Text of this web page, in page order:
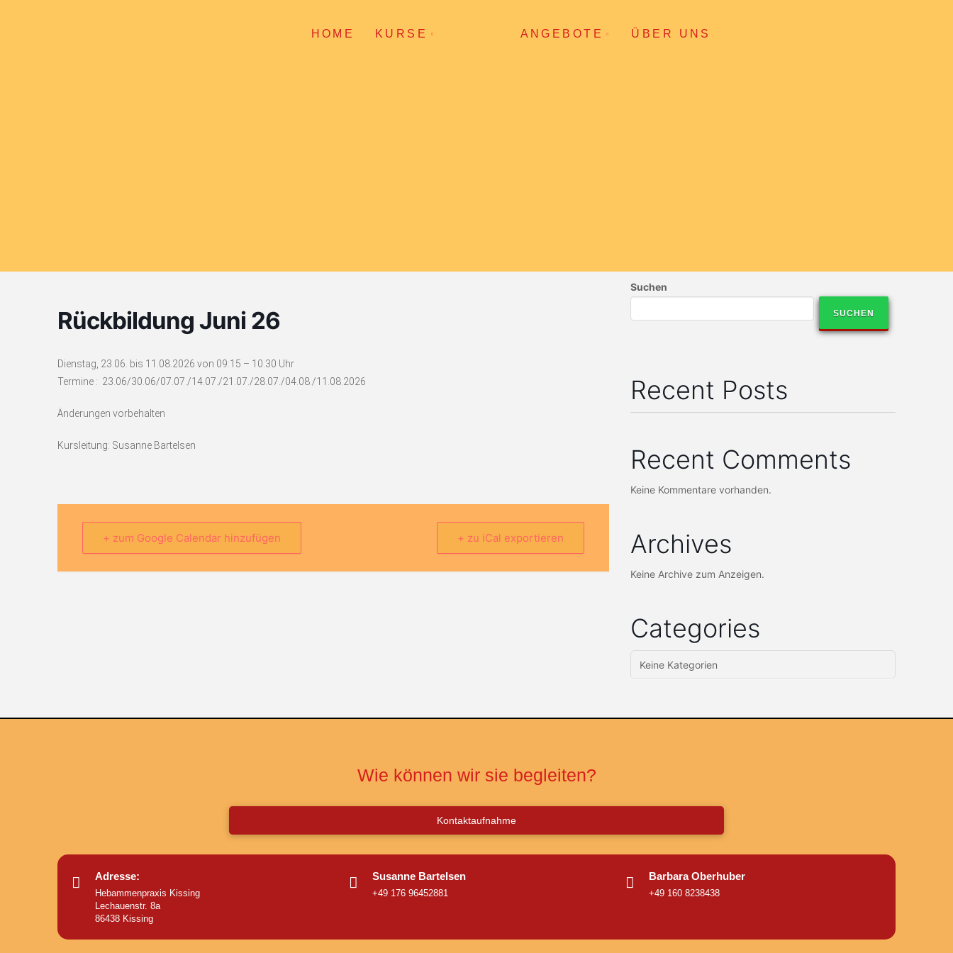
HOME KURSE ANGEBOTE ÜBER UNS
Rückbildung Juni 26
Dienstag, 23.06. bis 11.08.2026 von 09:15 – 10:30 Uhr
Termine : 23.06/30.06/07.07./14.07./21.07./28.07./04.08./11.08.2026
Änderungen vorbehalten
Kursleitung: Susanne Bartelsen
+ zum Google Calendar hinzufügen + zu iCal exportieren
Suchen
SUCHEN
Recent Posts
Recent Comments
Keine Kommentare vorhanden.
Archives
Keine Archive zum Anzeigen.
Categories
Keine Kategorien
Wie können wir sie begleiten?
Kontaktaufnahme
Adresse:
Hebammenpraxis Kissing
Lechauenstr. 8a
86438 Kissing
Susanne Bartelsen
+49 176 96452881
Barbara Oberhuber
+49 160 8238438